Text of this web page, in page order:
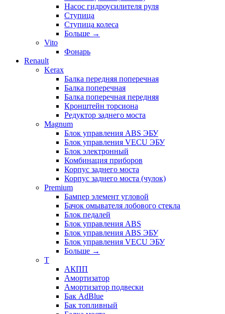
Насос гидроусилителя руля
Ступица
Ступица колеса
Больше →
Vito
Фонарь
Renault
Kerax
Балка передняя поперечная
Балка поперечная
Балка поперечная передняя
Кронштейн торсиона
Редуктор заднего моста
Magnum
Блок управления ABS ЭБУ
Блок управления VECU ЭБУ
Блок электронный
Комбинация приборов
Корпус заднего моста
Корпус заднего моста (чулок)
Premium
Бампер элемент угловой
Бачок омывателя лобового стекла
Блок педалей
Блок управления ABS
Блок управления ABS ЭБУ
Блок управления VECU ЭБУ
Больше →
T
АКПП
Амортизатор
Амортизатор подвески
Бак AdBlue
Бак топливный